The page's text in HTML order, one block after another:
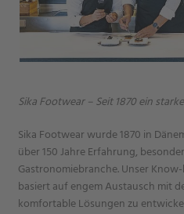
Sika Footwear – Seit 1870 ein
Sika Footwear wurde 1870 in
über 150 Jahre Erfahrung,
Gastronomiebranche. Unser
basiert auf engem Austausch mit
komfortable Lösungen zu